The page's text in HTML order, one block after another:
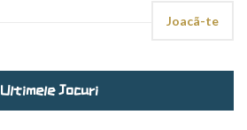
Joacã-te
Ultimele Jocuri